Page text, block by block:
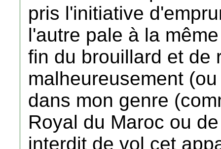
pris l'initiative
l'autre pale à la
fin du brouillard et de
malheureusement
dans mon genre
Royal du Maroc ou
interdit de vol cet